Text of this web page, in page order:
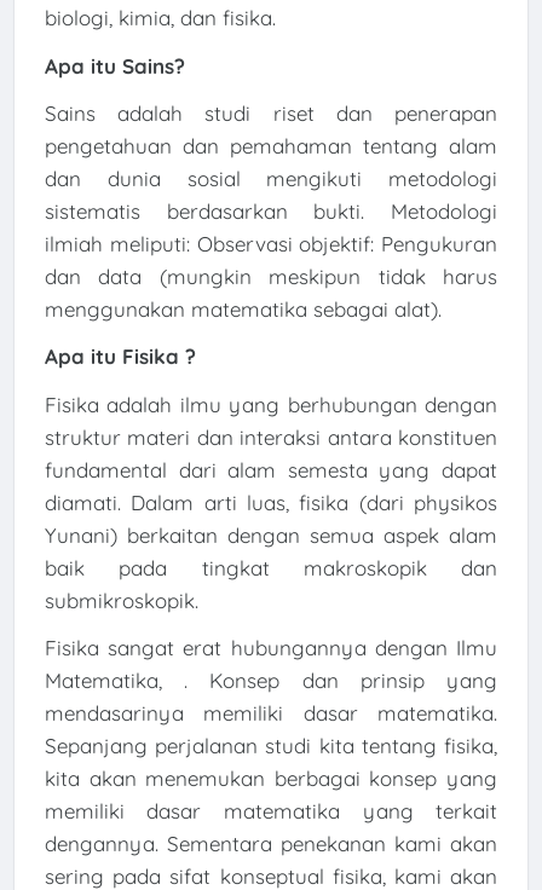
biologi, kimia, dan fisika.
Apa itu Sains?
Sains adalah studi riset dan penerapan
pengetahuan dan pemahaman tentang alam
dan dunia sosial mengikuti metodologi
sistematis berdasarkan bukti. Metodologi
ilmiah meliputi: Observasi objektif: Pengukuran
dan data (mungkin meskipun tidak harus
menggunakan matematika sebagai alat).
Apa itu Fisika ?
Fisika adalah ilmu yang berhubungan dengan
struktur materi dan interaksi antara konstituen
fundamental dari alam semesta yang dapat
diamati. Dalam arti luas, fisika (dari physikos
Yunani) berkaitan dengan semua aspek alam
baik pada tingkat makroskopik dan
submikroskopik.
Fisika sangat erat hubungannya dengan Ilmu
Matematika, . Konsep dan prinsip yang
mendasarinya memiliki dasar matematika.
Sepanjang perjalanan studi kita tentang fisika,
kita akan menemukan berbagai konsep yang
memiliki dasar matematika yang terkait
dengannya. Sementara penekanan kami akan
sering pada sifat konseptual fisika, kami akan